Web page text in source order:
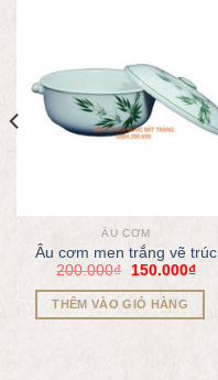
ÂU CƠM
Âu cơm men trắng vẽ trúc
200.000₫ 150.000₫
THÊM VÀO GIỎ HÀNG